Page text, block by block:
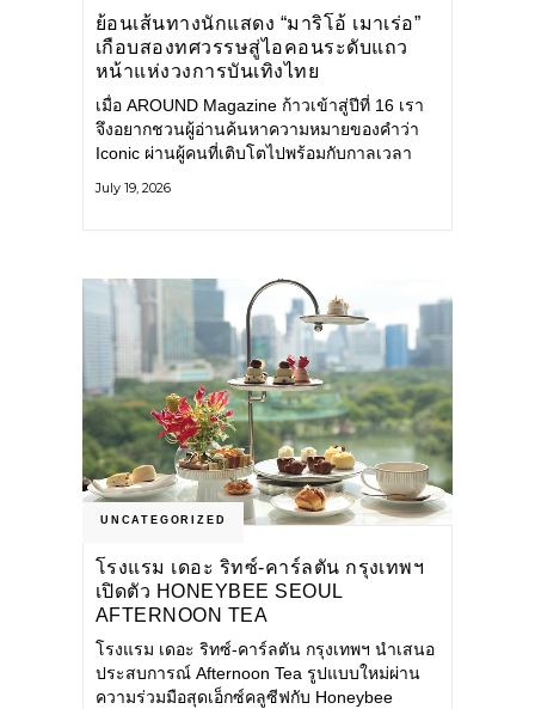
ย้อนเส้นทางนักแสดง “มาริโอ้ เมาเร่อ”
เกือบสองทศวรรษสู่ไอคอนระดับแถว
หน้าแห่งวงการบันเทิงไทย
เมื่อ AROUND Magazine ก้าวเข้าสู่ปีที่ 16 เรา
จึงอยากชวนผู้อ่านค้นหาความหมายของคำว่า
Iconic ผ่านผู้คนที่เติบโตไปพร้อมกับกาลเวลา
คือ มาริโอ้ เมาเร่อ
July 19, 2026
UNCATEGORIZED
โรงแรม เดอะ ริทซ์-คาร์ลตัน กรุงเทพฯ
เปิดตัว HONEYBEE SEOUL
AFTERNOON TEA
COLLABORATION ณ คาเลโอ
(CALEŌ) ชวนสัมผัสเสน่ห์ของขนม
หวานร่วมสมัยจากกรุงโซล
โรงแรม เดอะ ริทซ์-คาร์ลตัน กรุงเทพฯ นำเสนอ
ประสบการณ์ Afternoon Tea รูปแบบใหม่ผ่าน
ความร่วมมือสุดเอ็กซ์คลูซีฟกับ Honeybee